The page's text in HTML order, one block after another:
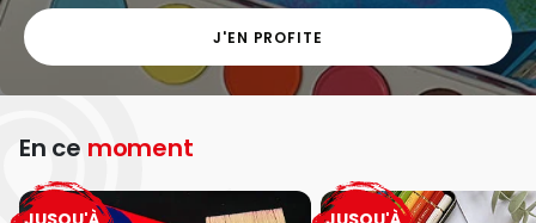
J'EN PROFITE
En ce moment